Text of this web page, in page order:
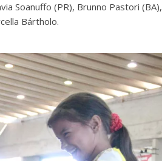
Soanuffo (PR), Brunno Pastori (BA),
Bártholo.